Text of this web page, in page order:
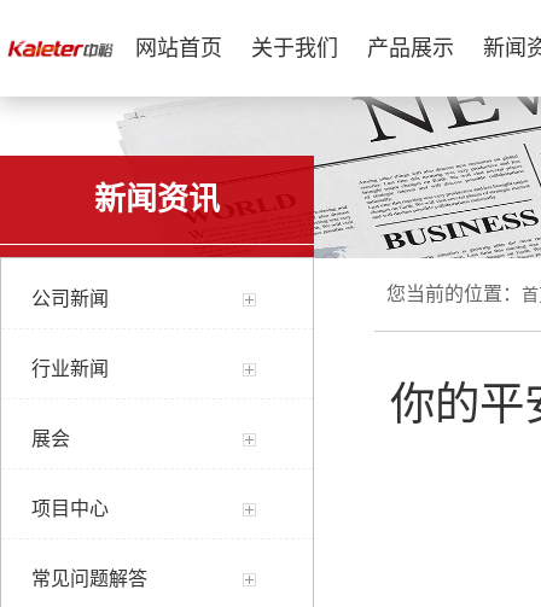
网站首页 关于我们 产品展示 新闻
新闻资讯
公司新闻
行业新闻
展会
项目中心
常见问题解答
您当前的位置：
你的平